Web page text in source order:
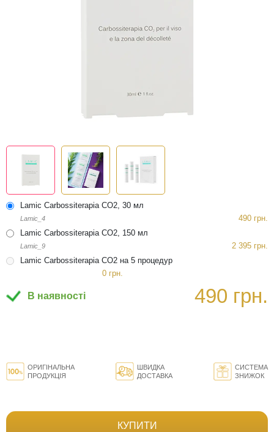
Lamic Carbossiterapia CO2, 30 мл
Lamic_4
490 грн.
Lamic Carbossiterapia CO2, 150 мл
Lamic_9
2 395 грн.
Lamic Carbossiterapia CO2 на 5 процедур
0 грн.
В наявності 490 грн.
ОРИГІНАЛЬНА
ПРОДУКЦІЯ
ШВИДКА
ДОСТАВКА
СИСТЕМА
ЗНИЖОК
КУПИТИ